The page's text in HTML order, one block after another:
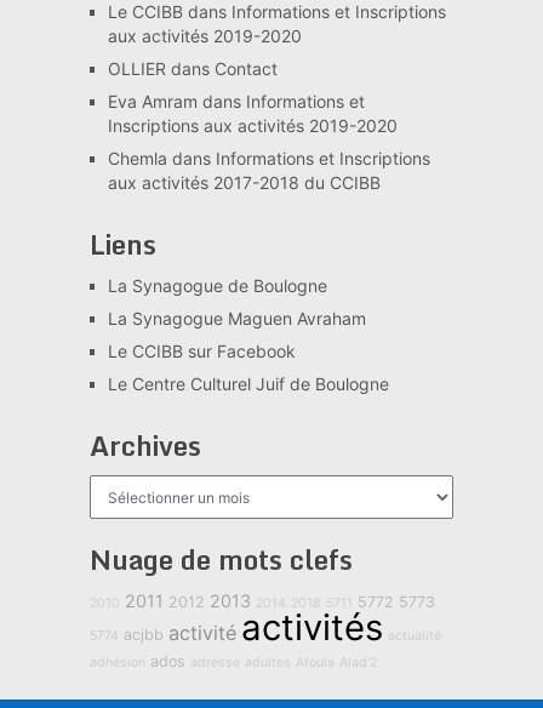
Le CCIBBdans Informations et Inscriptions
aux activités 2019-2020
OLLIER dans Contact
Eva Amram dans Informations et
Inscriptions aux activités 2019-2020
Chemla dans Informations et Inscriptions
aux activités 2017-2018 du CCIBB
Liens
La Synagogue de Boulogne
La Synagogue Maguen Avraham
Le CCIBB sur Facebook
Le Centre Culturel Juif de Boulogne
Archives
Nuage de mots clefs
2010 2011 2012 2013 2014 2018 5711 5772 5773
5774 acjbb activité activités actualité
adhésion ados adresse adultes Afoula Alad'2